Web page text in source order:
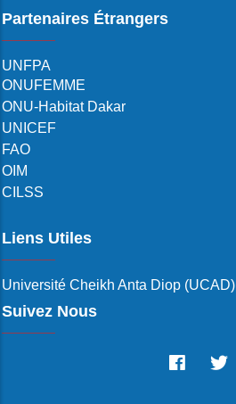
Partenaires Étrangers
UNFPA
ONUFEMME
ONU-Habitat Dakar
UNICEF
FAO
OIM
CILSS
Liens Utiles
Université Cheikh Anta Diop (UCAD)
Suivez Nous